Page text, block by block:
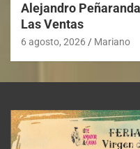
Alejandro
Las Ventas
6 agosto, 2026 Mariano